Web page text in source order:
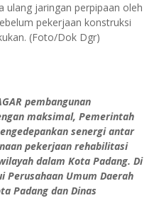
ulang jaringan perpipaan oleh
pekerjaan konstruksi
(Foto/Dok Dgr)
pembangunan
maksimal, Pemerintah
senergi antar
pekerjaan rehabilitasi
dalam Kota Padang. Di
Umum Daerah
Padang dan Dinas